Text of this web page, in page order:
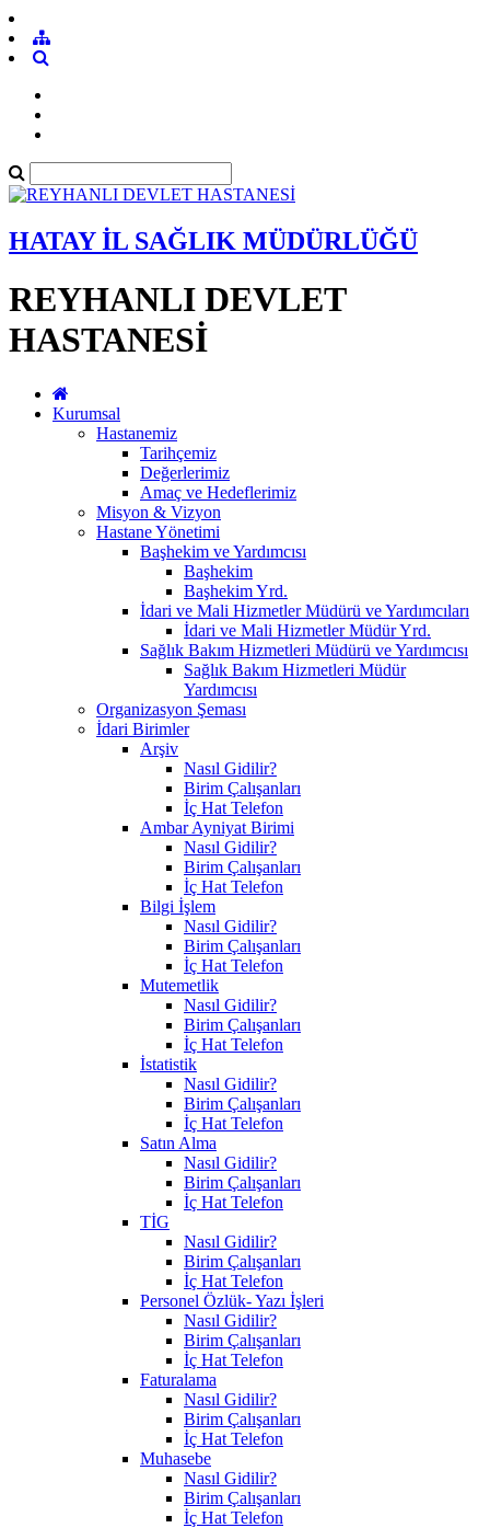
HATAY İL SAĞLIK MÜDÜRLÜĞÜ
REYHANLI DEVLET
HASTANESİ
Kurumsal
Hastanemiz
Tarihçemiz
Değerlerimiz
Amaç ve Hedeflerimiz
Misyon & Vizyon
Hastane Yönetimi
Başhekim ve Yardımcısı
Başhekim
Başhekim Yrd.​
İdari ve Mali Hizmetler Müdürü ve Yardımcıları
İdari ve Mali Hizmetler Müdür Yrd.
Sağlık Bakım Hizmetleri Müdürü ve Yardımcısı
Sağlık Bakım Hizmetleri Müdür
Yardımcısı
Organizasyon Şeması
İdari Birimler
Arşiv
Nasıl Gidilir?
Birim Çalışanları
İç Hat Telefon
Ambar Ayniyat Birimi
Nasıl Gidilir?
Birim Çalışanları
İç Hat Telefon
Bilgi İşlem
Nasıl Gidilir?
Birim Çalışanları
İç Hat Telefon
Mutemetlik
Nasıl Gidilir?
Birim Çalışanları
İç Hat Telefon
İstatistik
Nasıl Gidilir?
Birim Çalışanları
İç Hat Telefon
Satın Alma
Nasıl Gidilir?
Birim Çalışanları
İç Hat Telefon
TİG
Nasıl Gidilir?
Birim Çalışanları
İç Hat Telefon
Personel Özlük- Yazı İşleri
Nasıl Gidilir?
Birim Çalışanları
İç Hat Telefon
Faturalama
Nasıl Gidilir?
Birim Çalışanları
İç Hat Telefon
Muhasebe
Nasıl Gidilir?
Birim Çalışanları
İç Hat Telefon